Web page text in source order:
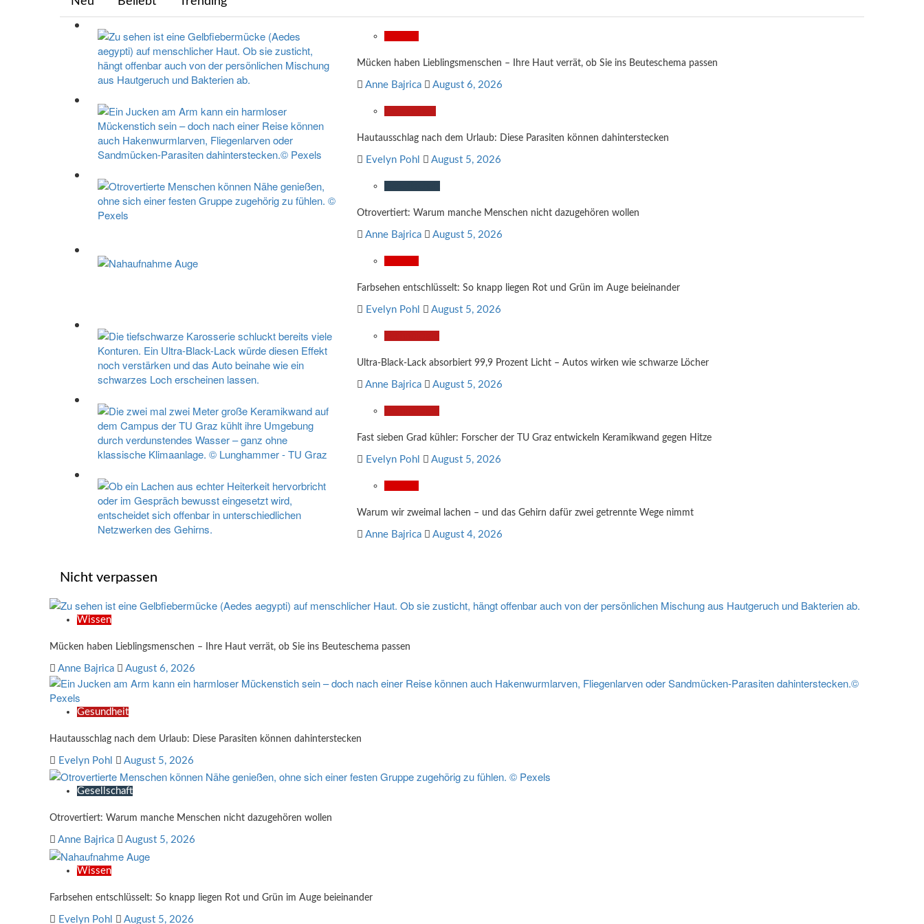
Mücken haben Lieblingsmenschen – Ihre Haut verrät, ob Sie ins Beuteschema passen
Anne Bajrica August 6, 2026
Hautausschlag nach dem Urlaub: Diese Parasiten können dahinterstecken
Evelyn Pohl August 5, 2026
Otrovertiert: Warum manche Menschen nicht dazugehören wollen
Anne Bajrica August 5, 2026
Farbsehen entschlüsselt: So knapp liegen Rot und Grün im Auge beieinander
Evelyn Pohl August 5, 2026
Ultra-Black-Lack absorbiert 99,9 Prozent Licht – Autos wirken wie schwarze Löcher
Anne Bajrica August 5, 2026
Fast sieben Grad kühler: Forscher der TU Graz entwickeln Keramikwand gegen Hitze
Evelyn Pohl August 5, 2026
Warum wir zweimal lachen – und das Gehirn dafür zwei getrennte Wege nimmt
Anne Bajrica August 4, 2026
Nicht verpassen
Wissen
Mücken haben Lieblingsmenschen – Ihre Haut verrät, ob Sie ins Beuteschema passen
Anne Bajrica August 6, 2026
Gesundheit
Hautausschlag nach dem Urlaub: Diese Parasiten können dahinterstecken
Evelyn Pohl August 5, 2026
Gesellschaft
Otrovertiert: Warum manche Menschen nicht dazugehören wollen
Anne Bajrica August 5, 2026
Wissen
Farbsehen entschlüsselt: So knapp liegen Rot und Grün im Auge beieinander
Evelyn Pohl August 5, 2026